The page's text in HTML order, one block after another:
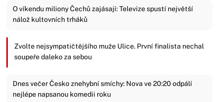
O víkendu miliony Čechů zajásají: Televize spustí největší
nálož kultovních trháků
Zvolte nejsympatičtějšího muže Ulice. První finalista nechal
soupeře daleko za sebou
Dnes večer Česko znehybní smíchy: Nova ve 20:20 odpálí
nejlépe napsanou komedii roku